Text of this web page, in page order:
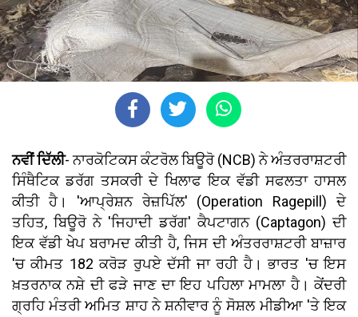
ਨਵੀਂ ਦਿੱਲੀ- ਨਾਰਕੋਟਿਕਸ ਕੰਟਰੋਲ ਬਿਊਰੋ (NCB) ਨੇ ਅੰਤਰਰਾਸ਼ਟਰੀ
ਸਿੰਥੈਟਿਕ ਡਰੱਗ ਤਸਕਰੀ ਦੇ ਖਿਲਾਫ ਇਕ ਵੱਡੀ ਸਫਲਤਾ ਹਾਸਲ
ਕੀਤੀ ਹੈ। 'ਆਪ੍ਰੇਸ਼ਨ ਰੇਜ਼ਪਿੱਲ' (Operation Ragepill) ਦੇ
ਤਹਿਤ, ਬਿਊਰੋ ਨੇ 'ਜਿਹਾਦੀ ਡਰੱਗ' ਕੈਪਟਾਗਨ (Captagon) ਦੀ
ਇਕ ਵੱਡੀ ਖੇਪ ਬਰਾਮਦ ਕੀਤੀ ਹੈ, ਜਿਸ ਦੀ ਅੰਤਰਰਾਸ਼ਟਰੀ ਬਾਜ਼ਾਰ
'ਚ ਕੀਮਤ 182 ਕਰੋੜ ਰੁਪਏ ਦੱਸੀ ਜਾ ਰਹੀ ਹੈ। ਭਾਰਤ 'ਚ ਇਸ
ਖ਼ਤਰਨਾਕ ਨਸ਼ੇ ਦੀ ਫੜੇ ਜਾਣ ਦਾ ਇਹ ਪਹਿਲਾ ਮਾਮਲਾ ਹੈ। ਕੇਂਦਰੀ
ਗ੍ਰਹਿ ਮੰਤਰੀ ਅਮਿਤ ਸ਼ਾਹ ਨੇ ਸ਼ਨੀਵਾਰ ਨੂੰ ਸੋਸ਼ਲ ਮੀਡੀਆ 'ਤੇ ਇਕ